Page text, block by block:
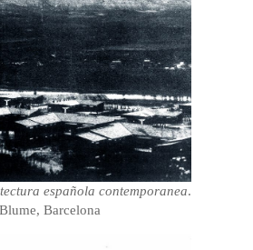
española contemporanea.
Blume, Barcelona